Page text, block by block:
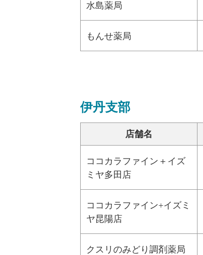
水島薬局
もんせ薬局
伊丹支部
店舗名
ココカラファイン＋イズ
ミヤ多田店
ココカラファイン+イズミ
ヤ昆陽店
クスリのみどり調剤薬局